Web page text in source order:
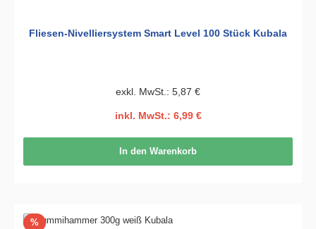
Fliesen-Nivelliersystem Smart Level 100 Stück Kubala
exkl. MwSt.: 5,87 €
inkl. MwSt.: 6,99 €
In den Warenkorb
%Rabatt